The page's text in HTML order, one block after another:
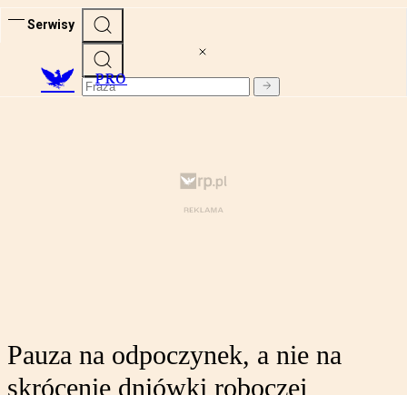
Serwisy
PRO
Pauza na odpoczynek, a nie na
skrócenie dniówki roboczej